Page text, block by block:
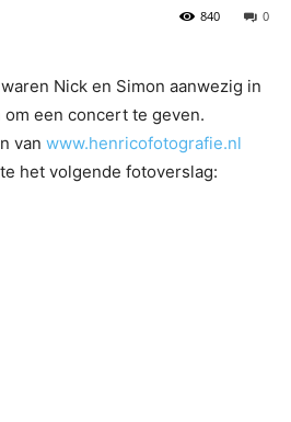
0
840
Nick en Simon aanwezig in
een concert te geven.
van www.henricofotografie.nl
het volgende fotoverslag: